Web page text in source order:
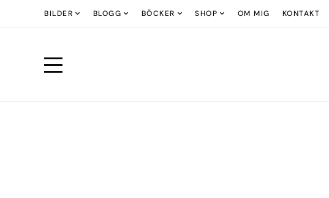
BILDER BLOGG BÖCKER SHOP OM MIG KONTAKT